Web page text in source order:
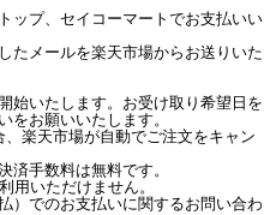
ップ、セイコーマートでお支払いい
たメールを楽天市場からお送りいた
始いたします。お受け取り希望日を
をお願いいたします。
楽天市場が自動でご注文をキャン
済手数料は無料です。
用いただけません。
）でのお支払いに関するお問い合わ